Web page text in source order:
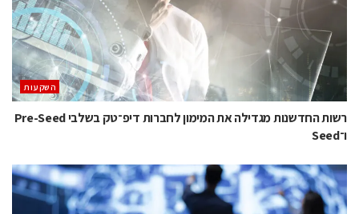
השקעות
רשות החדשנות מגדילה את המימון לחברות דיפ־טק בשלבי Pre-Seed
ו־Seed